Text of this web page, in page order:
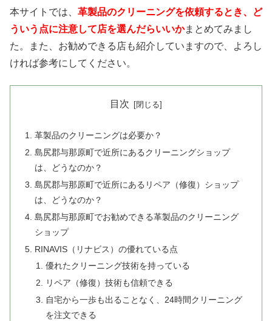
本サイトでは、 革製品のクリーニングを依頼するとき、ど
ういう点に注意して店を選んだらいいかまとめてみまし
た。また、お勧めできる店も紹介していますので、よろし
ければ参考にしてください。
目次
革製品のクリーニングは必要か？
島尻郡与那原町で近所にあるクリーニングショップ
は、どうなのか？
島尻郡与那原町で近所にあるリペア（修復）ショップ
は、どうなのか？
島尻郡与那原町でお勧めできる革製品のクリーニング
ショップ
RINAVIS（リナビス）の優れている点
優れたクリーニング技術を持っている
リペア（修復）技術も信頼できる
自宅から一歩も出ることなく、24時間クリーニング
を注文できる